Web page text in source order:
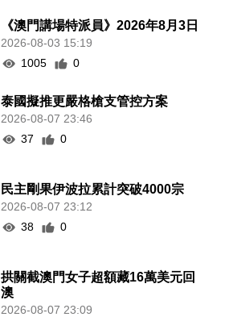
《澳門講場特派員》2026年8月3日
2026-08-03 15:19
1005
0
泰國擬推更嚴格槍支管控方案
2026-08-07 23:46
37
0
民主剛果伊波拉累計突破4000宗
2026-08-07 23:12
38
0
拱關截澳門女子超額藏16萬美元回
澳
2026-08-07 23:09